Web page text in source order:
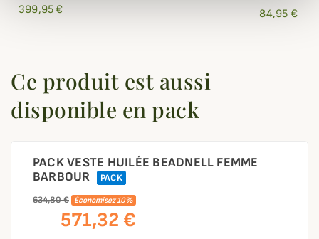
399,95 €
84,95 €
Ce produit est aussi
disponible en pack
PACK VESTE HUILÉE BEADNELL FEMME
BARBOUR
PACK
634,80 €
Économisez 10%
571,32 €